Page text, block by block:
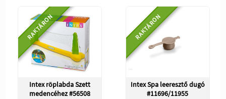
RAKTÁRON
Intex röplabda Szett
medencéhez #56508
RAKTÁRON
Intex Spa leeresztő dugó
#11696/11955